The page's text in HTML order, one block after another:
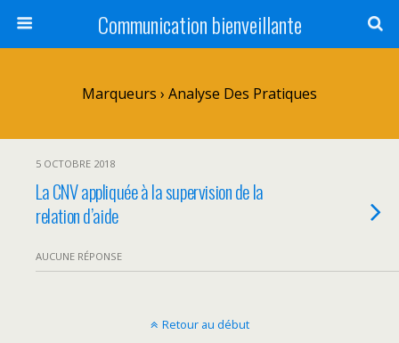
Communication bienveillante
Marqueurs › Analyse Des Pratiques
5 OCTOBRE 2018
La CNV appliquée à la supervision de la
relation d’aide
AUCUNE RÉPONSE
Retour au début